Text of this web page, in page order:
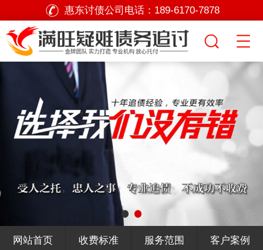
惠东讨债公司电话： 189-6170-7878
网站首页 收费标准 服务范围 客户案例